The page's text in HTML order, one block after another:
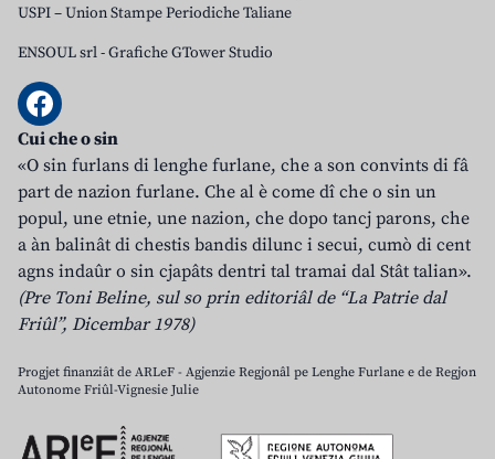
USPI – Union Stampe Periodiche Taliane
ENSOUL srl-Grafiche GTower Studio
Cui che o sin
«O sin furlans di lenghe furlane, che a son convints di fâ
part de nazion furlane. Che al è come dî che o sin un
popul, une etnie, une nazion, che dopo tancj parons, che
a àn balinât di chestis bandis dilunc i secui, cumò di cent
agns indaûr o sin cjapâts dentri tal tramai dal Stât talian».
(Pre Toni Beline, sul so prin editoriâl de “La Patrie dal
Friûl”, Dicembar 1978)
Progjet finanziât de ARLeF - Agjenzie Regjonâl pe Lenghe Furlane e de Regjon
Autonome Friûl-Vignesie Julie